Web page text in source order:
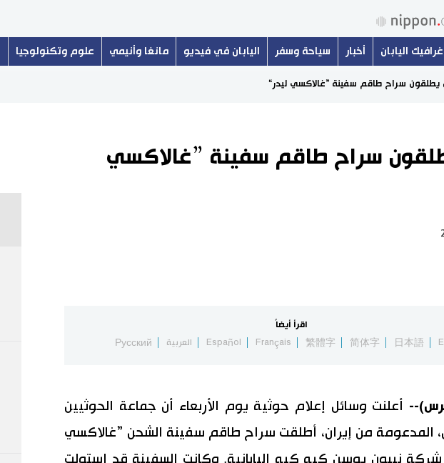
اليابان أخبار سياحة وسفر اليابان في فيديو مانغا وأنيمي علوم وتكنولوجيا
يطلقون سراح طاقم سفينة ”غالاكسي ليدر“
سراح طاقم سفينة ”غالاكسي
اقرأ أيضاً
日本語
简体字
繁體字
Français
Español العربية Русский
أعلنت وسائل إعلام حوثية يوم الأربعاء أن جماعة الحوثيين
المدعومة من إيران، أطلقت سراح طاقم سفينة الشحن ”غالاكسي
شركة نيبون يوسن كيه كيه اليابانية. وكانت السفينة قد استولت